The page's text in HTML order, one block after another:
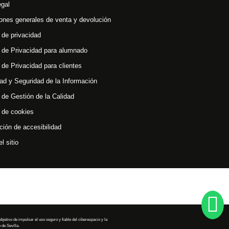
generales de venta y devolución
privacidad
Privacidad para alumnado
Privacidad para clientes
y Seguridad de la Información
Gestión de la Calidad
cookies
de accesibilidad
sitio
de impulsar el uso seguro y fiable del ciberespacio y la
de Sevilla.